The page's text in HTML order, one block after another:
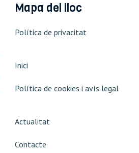
Mapa del lloc
Política de privacitat
Inici
Política de cookies i avís legal
Actualitat
Contacte